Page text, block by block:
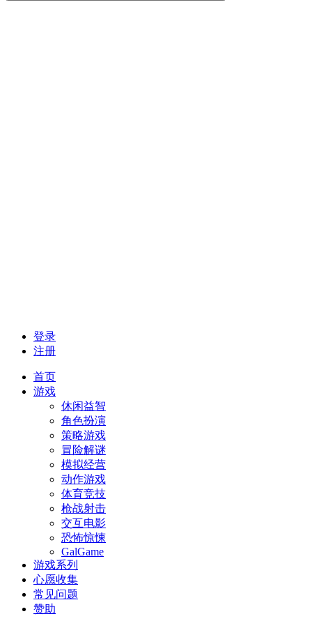
登录
注册
首页
游戏
休闲益智
角色扮演
策略游戏
冒险解谜
模拟经营
动作游戏
体育竞技
枪战射击
交互电影
恐怖惊悚
GalGame
游戏系列
心愿收集
常见问题
赞助